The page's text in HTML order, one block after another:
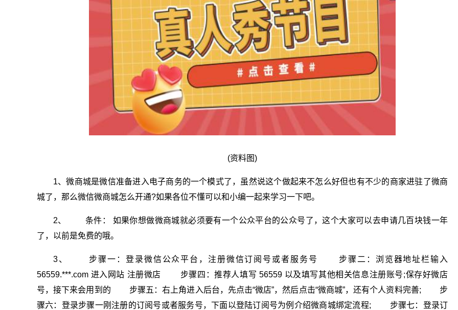
(资料图)
1、微商城是微信准备进入电子商务的一个模式了，虽然说这个做起来不怎么好但也有不少的商家进驻了微商
城了，那么微信微商城怎么开通?如果各位不懂可以和小编一起来学习一下吧。
2、 条件： 如果你想做微商城就必须要有一个公众平台的公众号了，这个大家可以去申请几百块钱一年
了，以前是免费的哦。
3、 步骤一：登录微信公众平台，注册微信订阅号或者服务号 步骤二：浏览器地址栏输入
56559.***.com 进入网站 注册微店 步骤四：推荐人填写 56559 以及填写其他相关信息注册账号;保存好微店
号，接下来会用到的 步骤五：右上角进入后台，先点击“微店”，然后点击“微商城”，还有个人资料完善; 步
骤六：登录步骤一刚注册的订阅号或者服务号，下面以登陆订阅号为例介绍微商城绑定流程; 步骤七：登录订